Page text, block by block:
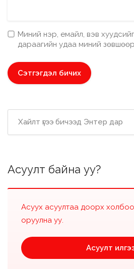
Миний нэр, емайл, вэв
дараагийн удаа миний
Асуулт байна уу?
Асуух асуултаа доорх
оруулна уу.
Асуулт